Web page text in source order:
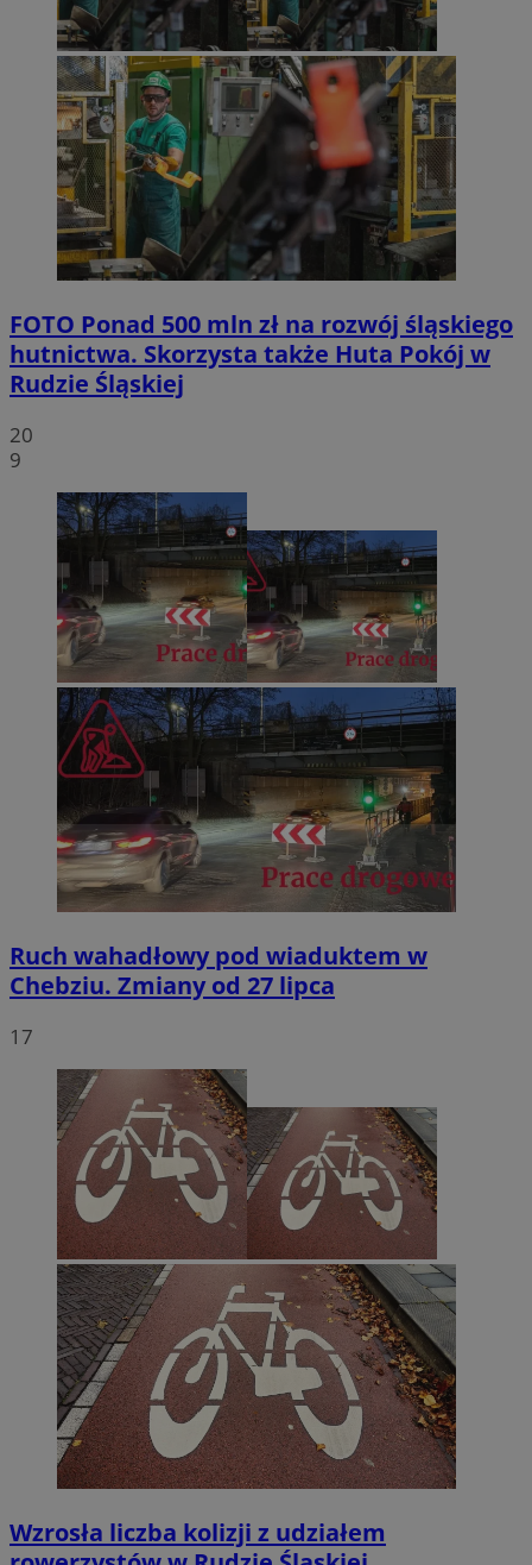
FOTO Ponad 500 mln zł na rozwój śląskiego
hutnictwa. Skorzysta także Huta Pokój w
Rudzie Śląskiej
20
9
Ruch wahadłowy pod wiaduktem w
Chebziu. Zmiany od 27 lipca
17
Wzrosła liczba kolizji z udziałem